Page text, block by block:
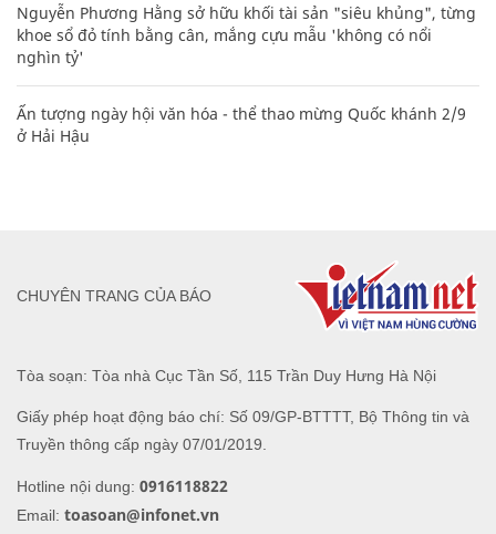
Nguyễn Phương Hằng sở hữu khối tài sản "siêu khủng", từng
khoe sổ đỏ tính bằng cân, mắng cựu mẫu 'không có nổi
nghìn tỷ'
Ấn tượng ngày hội văn hóa - thể thao mừng Quốc khánh 2/9
ở Hải Hậu
Tòa soạn: Tòa nhà Cục Tần Số, 115 Trần Duy Hưng Hà Nội
Giấy phép hoạt động báo chí: Số 09/GP-BTTTT, Bộ Thông tin và
Truyền thông cấp ngày 07/01/2019.
Hotline nội dung: 0916118822
Email: toasoan@infonet.vn
CHUYÊN TRANG CỦA BÁO